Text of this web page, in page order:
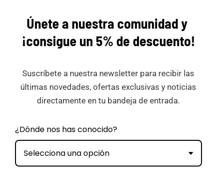
Únete a nuestra comunidad y
¡consigue un 5% de descuento!
Suscríbete a nuestra newsletter para recibir las
últimas novedades, ofertas exclusivas y noticias
directamente en tu bandeja de entrada.
¿Dónde nos has conocido?
Selecciona una opción